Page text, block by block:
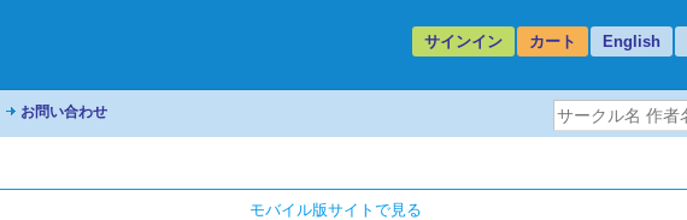
サインイン カート English
お問い合わせ
モバイル版サイトで見る